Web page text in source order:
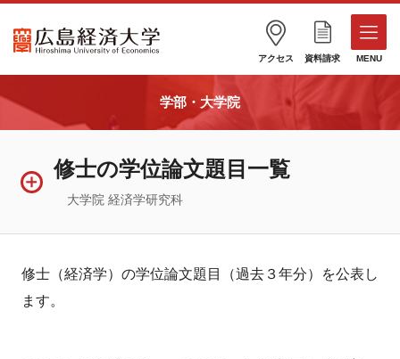
アクセス 資料請求 MENU
学部・大学院
修士の学位論文題目一覧
大学院 経済学研究科
修士（経済学）の学位論文題目（過去３年分）を公表し
ます。